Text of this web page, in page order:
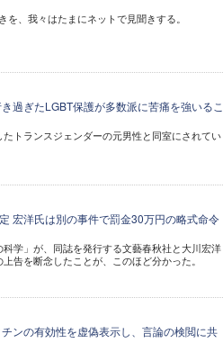
、我々はたまにネットで見聞きする。
過ぎたLGBT保護が多数派に苦痛を強いるこ
トランスジェンダーの元男性と同室にされてい
宏洋氏は別の事件で罰金30万円の略式命令
学」が、同誌を発行する文藝春秋社と大川宏洋
告を断念したことが、このほど分かった。
ンの有効性を虚偽表示し、言論の検閲に共